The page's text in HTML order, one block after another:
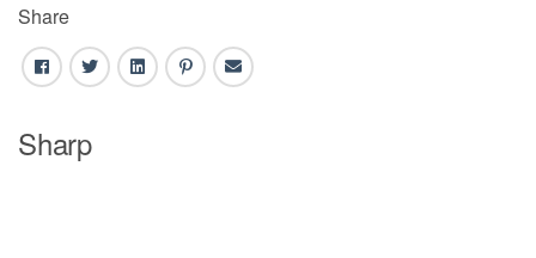
Share
FacebookTwitterLinkedInPinterest
Email
Sharp